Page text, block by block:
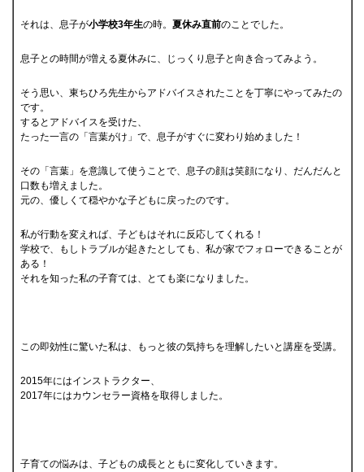
それは、息子が小学校3年生の時。 夏休み直前のことでした。
息子との時間が増える夏休みに、じっくり息子と向き合ってみよう。
そう思い、東ちひろ先生からアドバイスされたことを丁寧にやってみたの
です。
するとアドバイスを受けた、
たった一言の「言葉がけ」で、息子がすぐに変わり始めました！
その「言葉」を意識して使うことで、息子の顔は笑顔になり、だんだんと
口数も増えました。
元の、優しくて穏やかな子どもに戻ったのです。
私が行動を変えれば、子どもはそれに反応してくれる！
学校で、もしトラブルが起きたとしても、私が家でフォローできることが
ある！
それを知った私の子育ては、とても楽になりました。
この即効性に驚いた私は、もっと彼の気持ちを理解したいと講座を受講。
2015年にはインストラクター、
2017年にはカウンセラー資格を取得しました。
子育ての悩みは、子どもの成長とともに変化していきます。